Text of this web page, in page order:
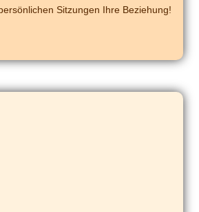
Sitzungen Ihre Beziehung!